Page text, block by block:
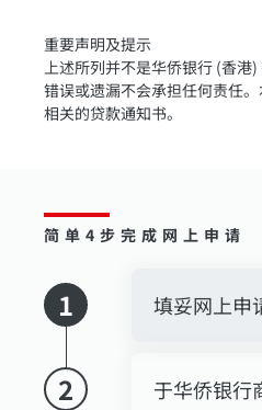
重要声明及提示
上述所列并不是华侨银行 (香
错误或遗漏不会承担任何责任
相关的贷款通知书。
简单4步完成网上申请
1 填妥网上申
2 于华侨银行